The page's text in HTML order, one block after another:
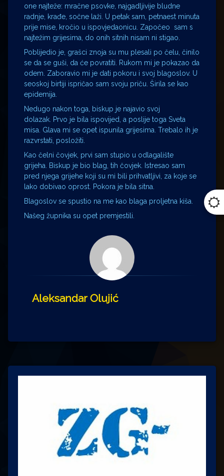
one najteže: mračne psovke, najgadljivije bludne
radnje, krađe, sočne laži. U petak sam, petnaest minuta
prije mise, kročio u ispovjedaonicu. Započeo sam s
najtežim grijesima, do onih sitnih nisam ni stigao.
Poblijedio je, grašci znoja su mu plesali po čelu, činilo
se da se guši, da će povratiti. Rukom mi je pokazao da
odem. Zaboravio mi je dati pokoru i svoj blagoslov. U
seoskoj birtiji ispričao sam svoju priču. Širila se kao
epidemija.
Nedugo nakon toga, biskup je najavio svoj
dolazak. Prvo je bila ispovijed, a poslije toga Sveta
misa. Glava mi se opet ispunila grijesima. Trebalo ih je
razvrstati, posložiti.
Kao čelni čovjek, prvi sam stupio u odlagalište
grijeha. Biskup je bio blag, tih čovjek. Istresao sam
pred njega grijehe koji su mi bili prihvatljivi, za koje se
lako dobivao oprost. Pokora je bila sitna.
Blagoslov se spustio na me kao blaga proljetna kiša.
Našeg župnika su opet premjestili.
Aleksandar Olujić